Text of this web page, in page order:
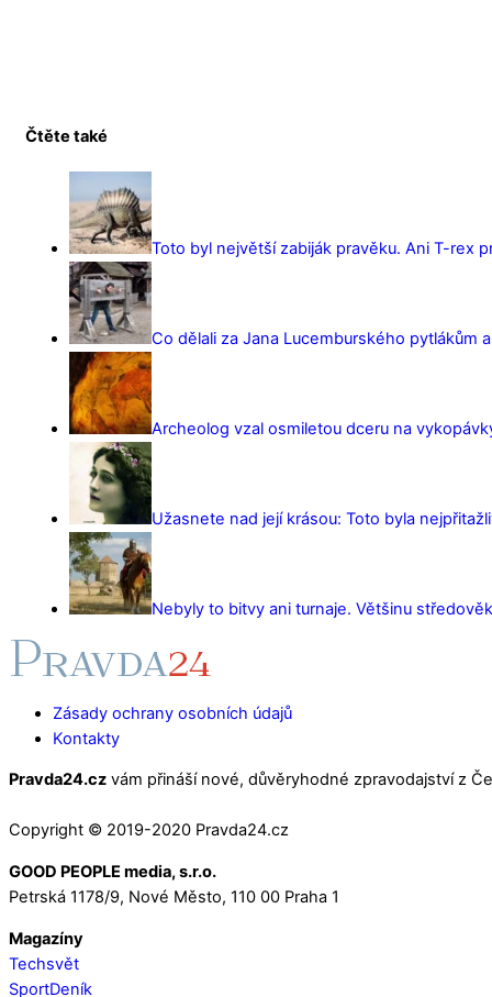
Čtěte také
Toto byl největší zabiják pravěku. Ani T-rex
Co dělali za Jana Lucemburského pytlákům
Archeolog vzal osmiletou dceru na
Užasnete nad její krásou: Toto byla
Nebyly to bitvy ani turnaje. Většinu
Zásady ochrany osobních údajů
Kontakty
Pravda24.cz vám přináší nové, důvěryhodné zpravodajství z
Copyright © 2019-2020 Pravda24.cz
GOOD PEOPLE media, s.r.o.
Petrská 1178/9, Nové Město, 110 00 Praha 1
Magazíny
Techsvět
SportDeník